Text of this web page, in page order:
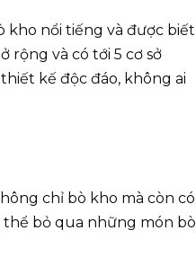
nổi tiếng và được biết
rộng và có tới 5 cơ sở
kế độc đáo, không ai
chỉ bò kho mà còn có
thể bỏ qua những món bò